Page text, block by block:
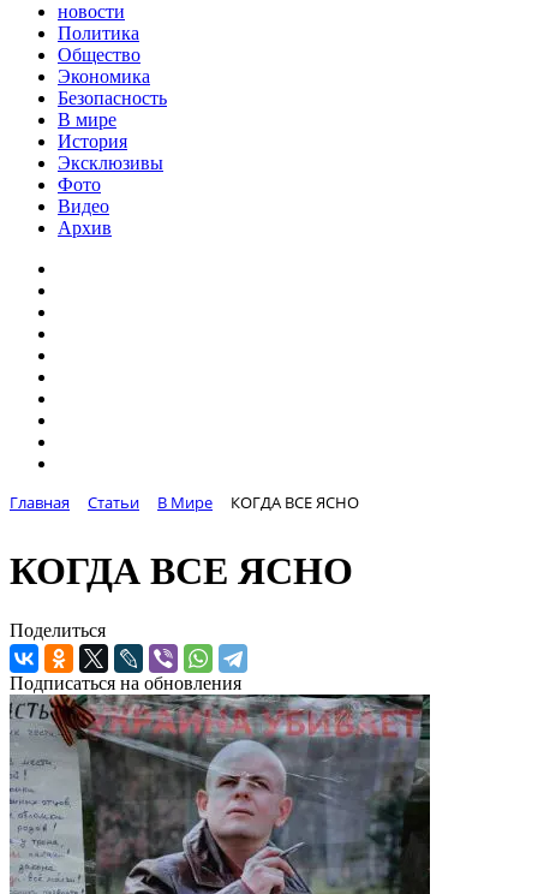
новости
Политика
Общество
Экономика
Безопасность
В мире
История
Эксклюзивы
Фото
Видео
Архив
Главная Статьи В Мире КОГДА ВСЕ ЯСНО
КОГДА ВСЕ ЯСНО
Поделиться
Подписаться на обновления